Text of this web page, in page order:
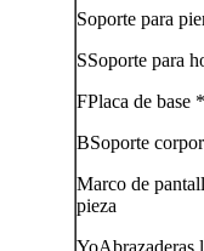
Soporte para
SSoporte para
FPlaca de base
BSoporte
Marco de
pieza